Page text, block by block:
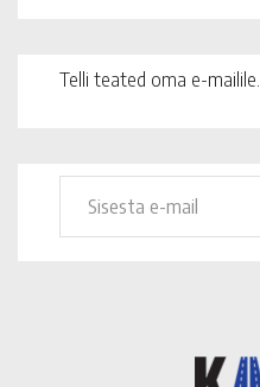
Telli teated oma e-mailile.